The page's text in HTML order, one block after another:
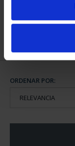
ORDENAR POR: